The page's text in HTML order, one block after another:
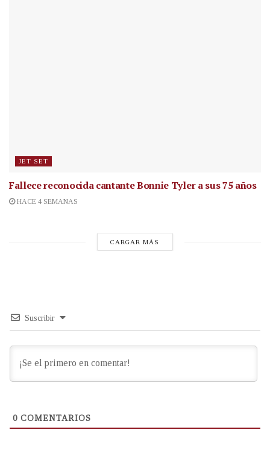
JET SET
Fallece reconocida cantanteBonnie Tyler a sus 75 años
HACE 4 SEMANAS
CARGAR MÁS
Suscribir
0 COMENTARIOS